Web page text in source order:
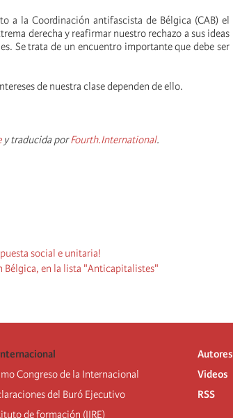
a la Coordinación antifascista de Bélgica (CAB) el
derecha y reafirmar nuestro rechazo a sus ideas
Se trata de un encuentro importante que debe ser
de nuestra clase dependen de ello.
y traducida porFourth.International.
social e unitaria!
Bélgica, en la lista "Anticapitalistes"
Congreso de la Internacional
del Buró Ejecutivo
de formación (IIRE)
Autores
Videos
RSS